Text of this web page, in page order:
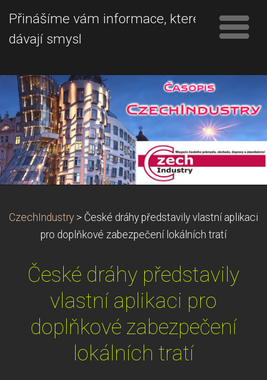
Přinášíme vám informace, které
dávají smysl
CzechIndustry > České dráhy představily vlastní aplikaci
pro doplňkové zabezpečení lokálních tratí
České dráhy představily
vlastní aplikaci pro
doplňkové zabezpečení
lokálních tratí